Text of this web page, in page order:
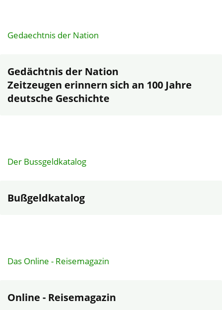
Gedaechtnis der Nation
Gedächtnis der Nation
Zeitzeugen erinnern sich an 100 Jahre
deutsche Geschichte
Der Bussgeldkatalog
Bußgeldkatalog
Das Online - Reisemagazin
Online - Reisemagazin